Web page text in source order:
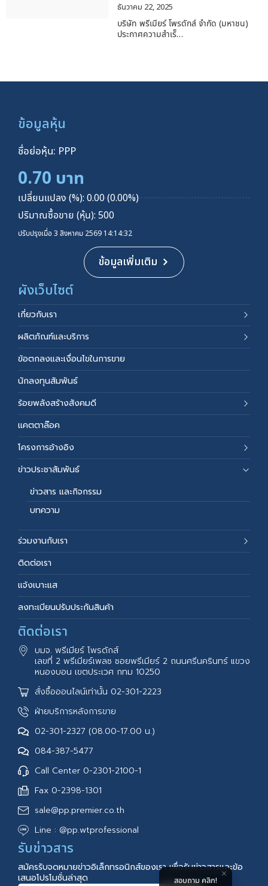
ธันวาคม 22, 2025
บริษัท พรีเมียร์ โพรดักส์ จำกัด (มหาชน)
ประกาศความสำเร็…
ข้อมูลหุ้น
ชื่อย่อหุ้น: PPP
0.70 บาท
เปลี่ยนแปลง (%): 0.00 (0.00%)
ปริมาณซื้อขาย (หุ้น): 500
ปรับปรุงเมื่อ 3 สิงหาคม 2569 14:14:32
ข้อมูลเพิ่มเติม
ผังเว็บไซต์
เกี่ยวกับเรา
ผลิตภัณฑ์และบริการ
ข้อตกลงและเงื่อนไขในการขาย
นักลงทุนสัมพันธ์
ร้อยพลังสร้างสังคมดี
แคตตาล๊อค
โครงการอ้างอิง
ข่าวประชาสัมพันธ์
ข่าวสาร และกิจกรรม
บทความ
ร่วมงานกับเรา
ติดต่อเรา
แจ้งเบาะแส
ลงทะเบียนปรับประกันสินค้า
ติดต่อเรา
บมจ. พรีเมียร์ โพรดักส์
เลขที่ 2 พรีเมียร์เพลซ ซอยพรีเมียร์ 2 ถนนศรีนครินทร์ แขวง
หนองบอน เขตประเวศ กทม 10250
สั่งซื้อออนไลน์เท่านั้น 02-301-2223
ฝ่ายบริการหลังการขาย
02-301-2327 (08.00-17.00 น.)
084-387-5477
Call Center 0-2301-2100-1
Fax 0-2398-1301
sale@pp.premier.co.th
Line : @pp.wtprofessional
รับข่าวสาร
สมัครรับจดหมายข่าวอิเล็กทรอนิกส์ของเรา เพื่อรับข่าวสารและข้อ
เสนอโปรโมชั่นล่าสุด
สอบถาม คลิก!